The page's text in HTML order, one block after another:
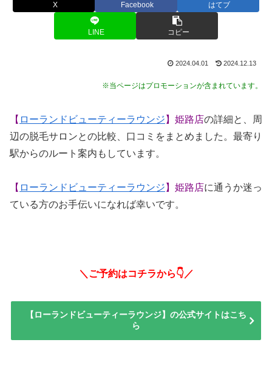
X Facebook はてブ
LINE コピー
2024.04.01 2024.12.13
※当ページはプロモーションが含まれています。
【 ローランドビューティーラウンジ 】姫路店の詳細と、周
辺の脱毛サロンとの比較、口コミをまとめました。最寄り
駅からのルート案内もしています。
【 ローランドビューティーラウンジ 】姫路店に通うか迷っ
ている方のお手伝いになれば幸いです。
＼ご予約はコチラから👇／
【ローランドビューティーラウンジ】の公式サイトはこち
ら